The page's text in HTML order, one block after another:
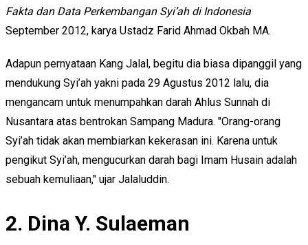
Fakta dan Data Perkembangan Syi’ah di Indonesia
September 2012, karya Ustadz Farid Ahmad Okbah MA.
Adapun pernyataan Kang Jalal, begitu dia biasa dipanggil yang
mendukung Syi’ah yakni pada 29 Agustus 2012 lalu, dia
mengancam untuk menumpahkan darah Ahlus Sunnah di
Nusantara atas bentrokan Sampang Madura. "Orang-orang
Syi’ah tidak akan membiarkan kekerasan ini. Karena untuk
pengikut Syi’ah, mengucurkan darah bagi Imam Husain adalah
sebuah kemuliaan," ujar Jalaluddin.
2. Dina Y. Sulaeman